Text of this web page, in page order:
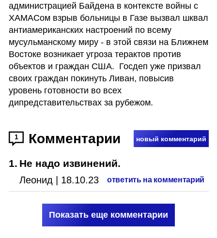
администрацией Байдена в контексте войны с
ХАМАСом взрыв больницы в Газе вызвал шквал
антиамериканских настроений по всему
мусульманскому миру - в этой связи на Ближнем
Востоке возникает угроза терактов против
объектов и граждан США.  Госдеп уже призвал
своих граждан покинуть Ливан, повысив
уровень готовности во всех
дипредставительствах за рубежом.
1 Комментарии новый комментарий
1. Не надо извинений.
Леонид 18.10.23 ответить на комментарий
Показать еще комментарии